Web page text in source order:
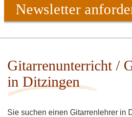
Newsletter
Gitarrenunterricht /
in Ditzingen
Sie suchen einen Gitarrenlehrer in